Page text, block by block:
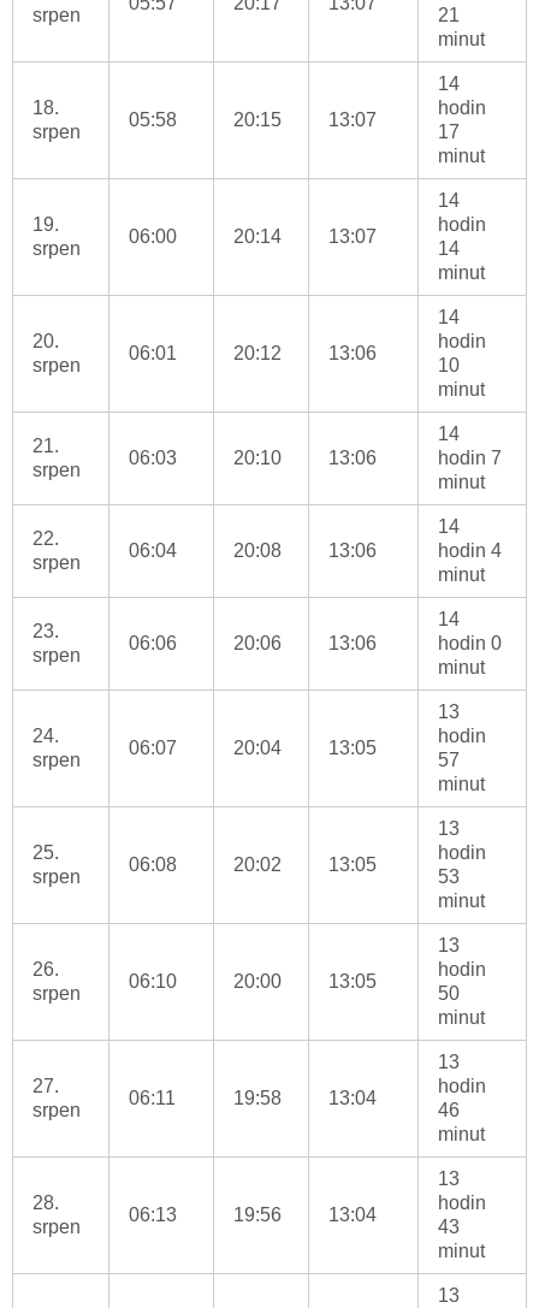
srpen
21
minut
18.
srpen
05:58 20:15 13:07
14
hodin
17
minut
19.
srpen
06:00 20:14 13:07
14
hodin
14
minut
20.
srpen
06:01 20:12 13:06
14
hodin
10
minut
21.
srpen
06:03 20:10 13:06
14
hodin 7
minut
22.
srpen
06:04 20:08 13:06
14
hodin 4
minut
23.
srpen
06:06 20:06 13:06
14
hodin 0
minut
24.
srpen
06:07 20:04 13:05
13
hodin
57
minut
25.
srpen
06:08 20:02 13:05
13
hodin
53
minut
26.
srpen
06:10 20:00 13:05
13
hodin
50
minut
27.
srpen
06:11 19:58 13:04
13
hodin
46
minut
28.
srpen
06:13 19:56 13:04
13
hodin
43
minut
13